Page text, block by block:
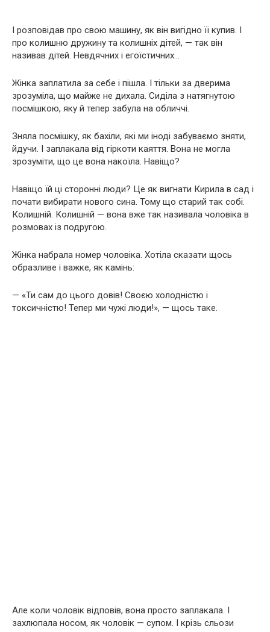
І розповідав про свою машину, як він вигідно її купив. І
про колишню дружину та колишніх дітей, — так він
називав дітей. Невдячних і егоїстичних…
Жінка заплатила за себе і пішла. І тільки за дверима
зрозуміла, що майже не дихала. Сиділа з натягнутою
посмішкою, яку й тепер забула на обличчі.
Зняла посмішку, як бахіли, які ми іноді забуваємо зняти,
йдучи. І заплакала від гіркоти каяття. Вона не могла
зрозуміти, що це вона накоїла. Навіщо?
Навіщо їй ці сторонні люди? Це як вигнати Кирила в сад і
почати вибирати нового сина. Тому що старий так собі.
Колишній. Колишній — вона вже так називала чоловіка в
розмовах із подругою.
Жінка набрала номер чоловіка. Хотіла сказати щось
образливе і важке, як камінь:
— «Ти сам до цього довів! Своєю холодністю і
токсичністю! Тепер ми чужі люди!», — щось таке.
Але коли чоловік відповів, вона просто заплакала. І
захлюпала носом, як чоловік — супом. І крізь сльози